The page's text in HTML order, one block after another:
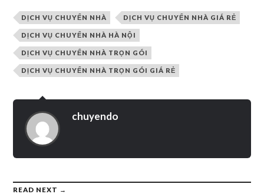
DỊCH VỤ CHUYỂN NHÀ DỊCH VỤ CHUYỂN NHÀ GIÁ RẺ
DỊCH VỤ CHUYỂN NHÀ HÀ NỘI
DỊCH VỤ CHUYỂN NHÀ TRỌN GÓI
DỊCH VỤ CHUYỂN NHÀ TRỌN GÓI GIÁ RẺ
chuyendo
READ NEXT →